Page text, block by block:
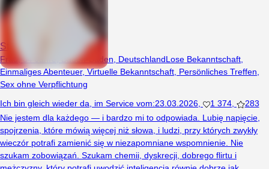
Staicuminte
Frau, 34 Jahre, Baden-Baden, DeutschlandLose Bekanntschaft
Einmaliges Abenteuer,Virtuelle Bekanntschaft Persönliches Treffen
Sex ohne Verpflichtung
Ich bin gleich wieder da
im Service vom:23.03.2026 1 374
283
Nie jestem dla każdego — i bardzo mi to odpowiada. Lubię napięcie,
spojrzenia, które mówią więcej niż słowa, i ludzi, przy których zwykły
wieczór potrafi zamienić się w niezapomniane wspomnienie. Nie
szukam zobowiązań. Szukam chemii, dyskrecji, dobrego flirtu i